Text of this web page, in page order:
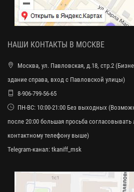
НАШИ КОНТАКТЫ В МОСКВЕ
Москва, ул. Павловская, д.18, стр.2
здание справа, вход с Павловской улицы)
8-906-799-56-65
ПН-ВС: 10:00-21:00 Без выходных
после 20:00 большая просьба
контактному телефону выше)
Telegram-канал: tkaniff_msk